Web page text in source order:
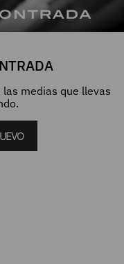
medias que llevas